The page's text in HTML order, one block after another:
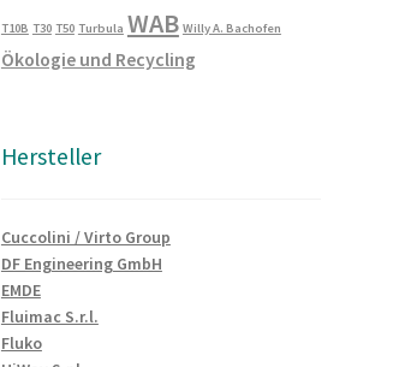
T10B T30 T50 Turbula WAB Willy A. Bachofen
Ökologie und Recycling
Hersteller
Cuccolini / Virto Group
DF Engineering GmbH
EMDE
Fluimac S.r.l.
Fluko